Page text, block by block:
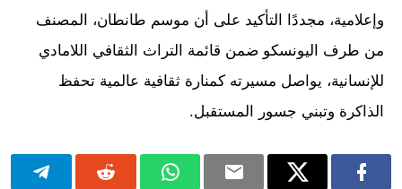
وإعلامية، مجددًا التأكيد على أن موسم طانطان، المصنف
من طرف اليونسكو ضمن قائمة التراث الثقافي اللامادي
للإنسانية، يواصل مسيرته كمنارة ثقافية عالمية تحفظ
الذاكرة وتبني جسور المستقبل.